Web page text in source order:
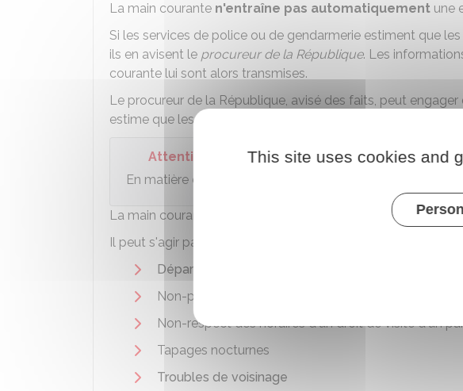
La main courante n'entraîne pas automatiquement une
Si les services de police ou de gendarmerie estiment que
ils en avisent le procureur de la République. Les
courante lui sont alors transmises.
Le procureur de la République, avisé des faits, peut engager
estime que les faits sont suffisamment précis et constituent
Attention
En matière de
La main courante peut constituer un début de preuve
Il peut s'agir par exemple :
Départ de votre époux(se) ou partenaire de Pacs
Non-présentation d'enfant
Non-respect des horaires d'un droit de visite d'un
Tapages nocturnes
Troubles de voisinage
This site uses cookies and